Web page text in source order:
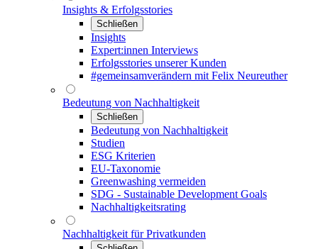
Insights & Erfolgsstories
Schließen
Insights
Expert:innen Interviews
Erfolgsstories unserer Kunden
#gemeinsamverändern mit Felix Neureuther
Bedeutung von Nachhaltigkeit
Schließen
Bedeutung von Nachhaltigkeit
Studien
ESG Kriterien
EU-Taxonomie
Greenwashing vermeiden
SDG - Sustainable Development Goals
Nachhaltigkeitsrating
Nachhaltigkeit für Privatkunden